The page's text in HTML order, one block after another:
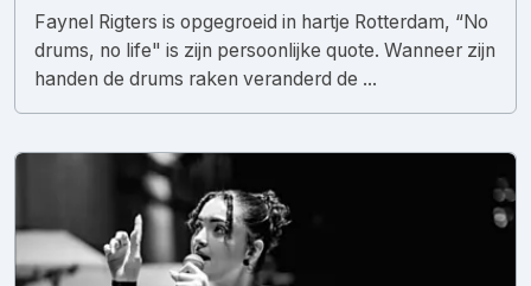
Faynel Rigters is opgegroeid in hartje Rotterdam, “No
drums, no life" is zijn persoonlijke quote. Wanneer zijn
handen de drums raken veranderd de ...